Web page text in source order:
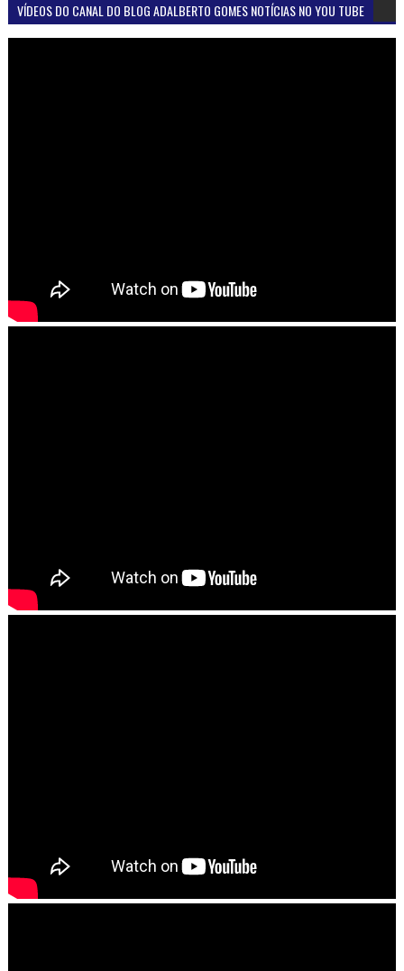
VÍDEOS DO CANAL DO BLOG ADALBERTO GOMES NOTÍCIAS NO YOU TUBE